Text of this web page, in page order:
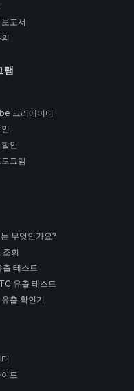
고서
램
크리에이터
인
그램
무엇인가요?
조회
출 테스트
유출 테스트
출 확인기
드